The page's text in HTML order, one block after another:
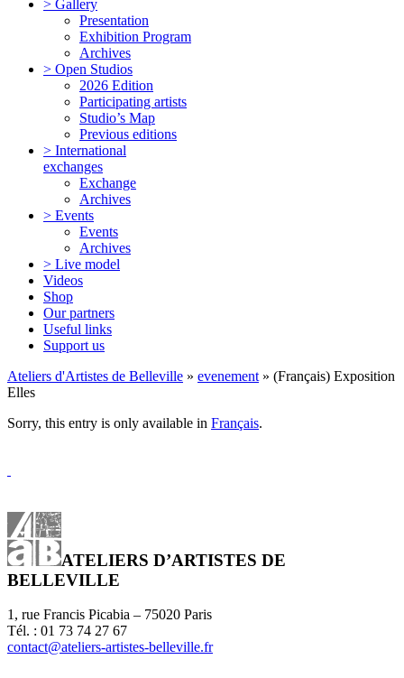
> Gallery
Presentation
Exhibition Program
Archives
> Open Studios
2026 Edition
Participating artists
Studio’s Map
Previous editions
> International
exchanges
Exchange
Archives
> Events
Events
Archives
> Live model
Videos
Shop
Our partners
Useful links
Support us
Ateliers d'Artistes de Belleville » evenement » (Français) Exposition
Elles
Sorry, this entry is only available in Français.
ATELIERS D’ARTISTES DE
BELLEVILLE
1, rue Francis Picabia – 75020 Paris
Tél. : 01 73 74 27 67
contact@ateliers-artistes-belleville.fr